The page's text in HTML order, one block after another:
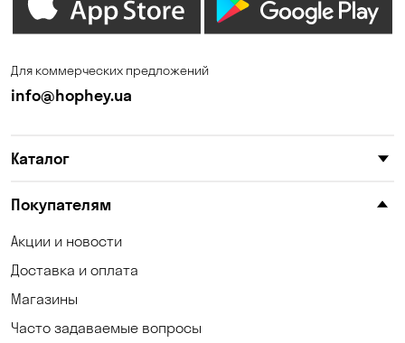
Для коммерческих предложений
info@hophey.ua
Каталог
Покупателям
Акции и новости
Доставка и оплата
Магазины
Часто задаваемые вопросы